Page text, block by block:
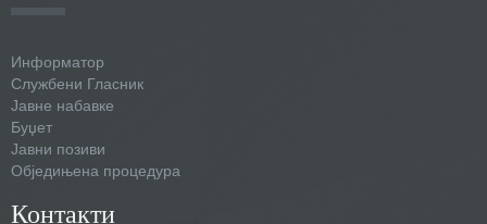
Информатор
Службени Гласник
Јавне набавке
Буџет
Јавни позиви
Обједињена процедура
Контакти